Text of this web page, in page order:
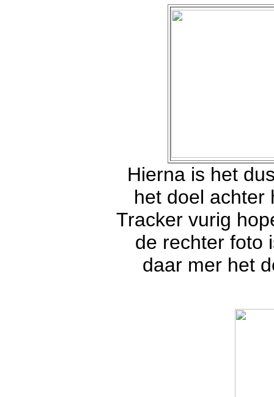
Hierna is het
het doel achter
Tracker vurig
de rechter foto
daar mer het